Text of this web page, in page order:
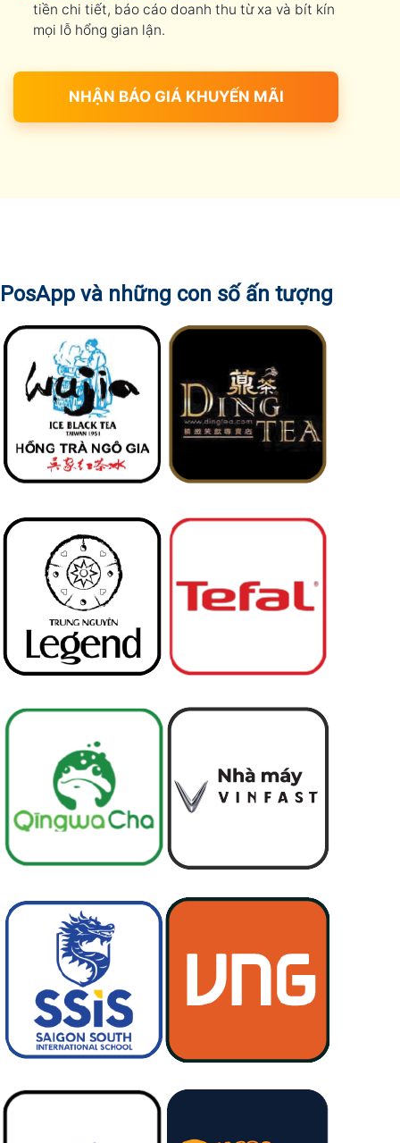
tiền chi tiết, báo cáo doanh thu từ xa và bít kín
mọi lỗ hổng gian lận.
NHẬN BÁO GIÁ KHUYẾN MÃI
PosApp và những con số ấn tượng